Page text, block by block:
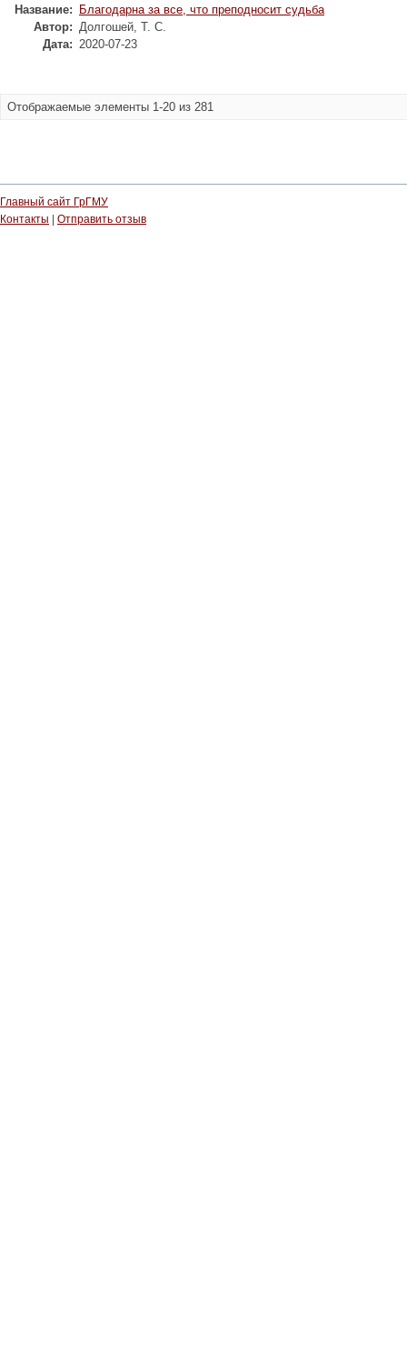
Название:
Благодарна за все, что преподносит судьба
Автор: Долгошей, Т. С.
Дата: 2020-07-23
Отображаемые элементы 1-20 из 281
Главный сайт ГрГМУ
Контакты
Отправить отзыв